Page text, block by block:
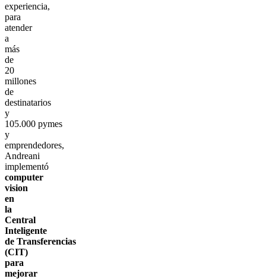
experiencia,
para
atender
a
más
de
20
millones
de
destinatarios
y
105.000 pymes
y
emprendedores,
Andreani
implementó
computer
vision
en
la
Central
Inteligente
de Transferencias
(CIT)
para
mejorar